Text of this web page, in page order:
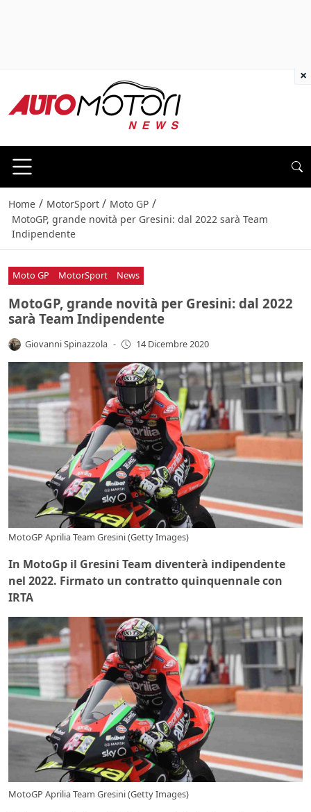
Home / MotorSport / Moto GP /
MotoGP, grande novità per Gresini: dal 2022 sarà Team
Indipendente
Moto GP MotorSport News
MotoGP, grande novità per Gresini: dal 2022
sarà Team Indipendente
Giovanni Spinazzola - 14 Dicembre 2020
MotoGP Aprilia Team Gresini (Getty Images)
In MotoGp il Gresini Team diventerà indipendente
nel 2022. Firmato un contratto quinquennale con
IRTA
MotoGP Aprilia Team Gresini (Getty Images)
×